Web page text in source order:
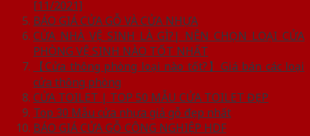
[11/2021]
BÁO GIÁ CỬA GỖ VÀ CỬA NHỰA
CỬA NHÀ VỆ SINH LÀ GÌ?| NÊN CHỌN LOẠI CỬA
PHÒNG VỆ SINH NÀO TỐT NHẤT
【Cửa thông phòng loại nào tốt?】Giá bán các loại
cửa thông phòng
CỬA TOILET | TOP 50 MẪU CỬA TOILET ĐẸP
Top 30 Mẫu cửa nhựa giả gỗ đẹp nhất
BÁO GIÁ CỬA GỖ CÔNG NGHIỆP HDF